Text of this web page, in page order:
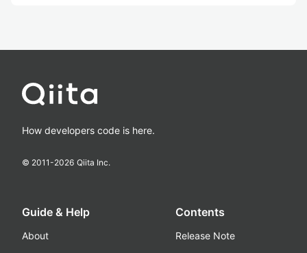
How developers code is here.
© 2011-2026 Qiita Inc.
Guide & Help
About
Contents
Release Note